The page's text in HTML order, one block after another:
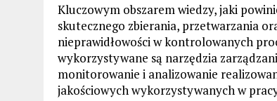
Kluczowym obszarem wiedzy, jaki
skutecznego zbierania, przetwarzania
nieprawidłowości w kontrolowanych
wykorzystywane są narzędzia
monitorowanie i analizowanie
jakościowych wykorzystywanych w